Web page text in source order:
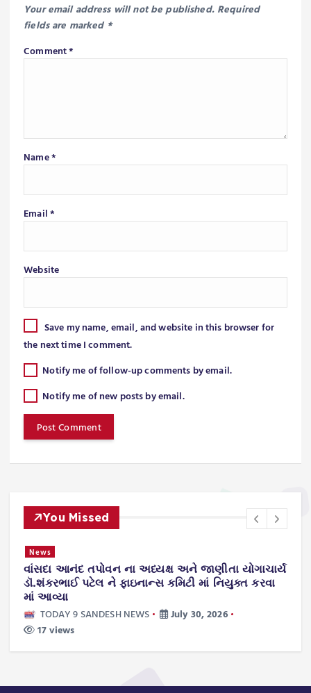
Your email address will not be published. Required
fields are marked *
Comment*
Name*
Email*
Website
Save my name, email, and website in this browser for
the next time I comment.
Notify me of follow-up comments by email.
Notify me of new posts by email.
You Missed
News
વાંસદા આનંદ તપોવન ના અધ્યક્ષ અને જાણીતા યોગાચાર્ય
ડૉ.શંકરભાઈ પટેલ ને ફાઇનાન્સ કમિટી માં નિયુક્ત કરવા
માં આવ્યા
TODAY 9 SANDESH NEWS
July 30, 2026
17 views